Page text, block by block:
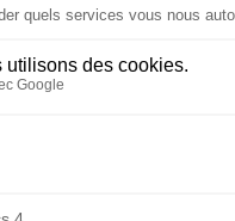
propos de
pratique et
cm.